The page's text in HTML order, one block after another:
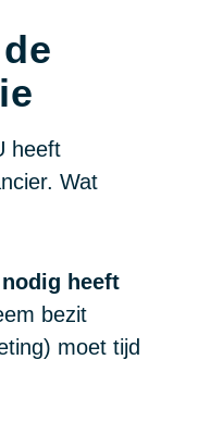
heeft
Wat
heeft
bezit
moet tijd